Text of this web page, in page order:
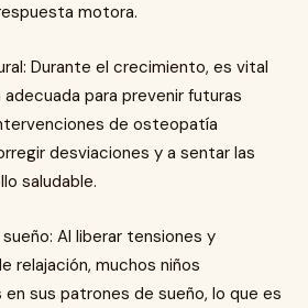
motora.
Durante el crecimiento, es vital
para prevenir futuras
de osteopatía
desviaciones y a sentar las
saludable.
Al liberar tensiones y
relajación, muchos niños
sus patrones de sueño, lo que es